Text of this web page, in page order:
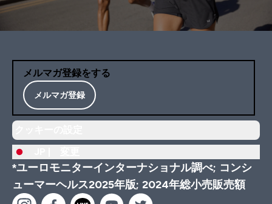
メルマガ登録をする
メルマガ登録
*ユーロモニターインターナショナル調べ; コンシ
ューマーヘルス2025年版; 2024年総小売販売額